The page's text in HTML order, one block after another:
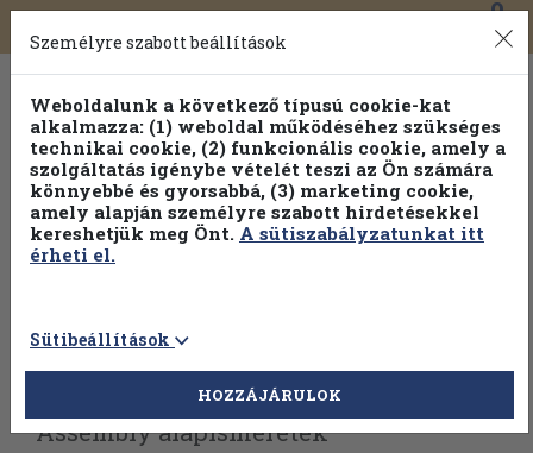
Toggle
navigation
0
Vissza az előző oldalra Válasszon példányt
Assembly alapismeretek
Személyre szabott beállítások
Weboldalunk a következő típusú cookie-kat
alkalmazza: (1) weboldal működéséhez szükséges
technikai cookie, (2) funkcionális cookie, amely a
szolgáltatás igénybe vételét teszi az Ön számára
könnyebbé és gyorsabbá, (3) marketing cookie,
amely alapján személyre szabott hirdetésekkel
kereshetjük meg Önt. A sütiszabályzatunkat itt
érheti el.
Sütibeállítások
HOZZÁJÁRULOK